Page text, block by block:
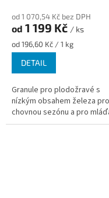
od 1 070,54 Kč bez DPH
od 1 199 Kč / ks
Měrná
cena:
od 196,60 Kč / 1 kg
DETAIL
Granule pro plodožravé s
nízkým obsahem železa pro
chovnou sezónu a pro